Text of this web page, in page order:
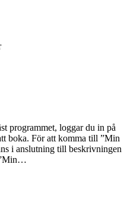
programmet, loggar du in på
boka. För att komma till ”Min
i anslutning till beskrivningen
”Min…